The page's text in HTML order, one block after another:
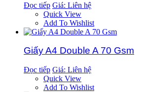
Đọc tiếp Giá: Liên hệ
Quick View
Add To Wishlist
Giấy A4 Double A 70 Gsm
Đọc tiếp Giá: Liên hệ
Quick View
Add To Wishlist